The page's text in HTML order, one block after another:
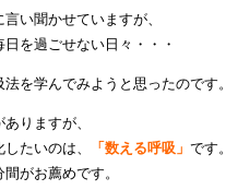
い聞かせていますが、
を過ごせない日々・・・
を学んでみようと思ったのです。
りますが、
たいのは、
「数える呼吸」 です。
がお薦めです。